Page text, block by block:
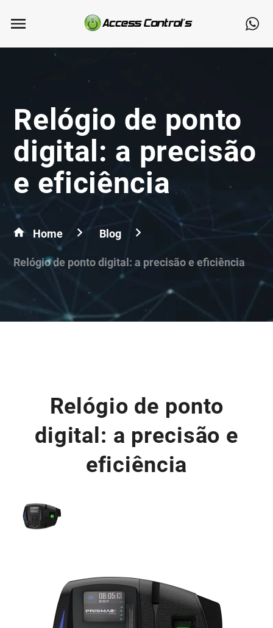
Relógio de ponto
digital: a precisão
e eficiência
Home Blog
Relógio de ponto digital: a precisão e eficiência
Relógio de ponto
digital: a precisão e
eficiência